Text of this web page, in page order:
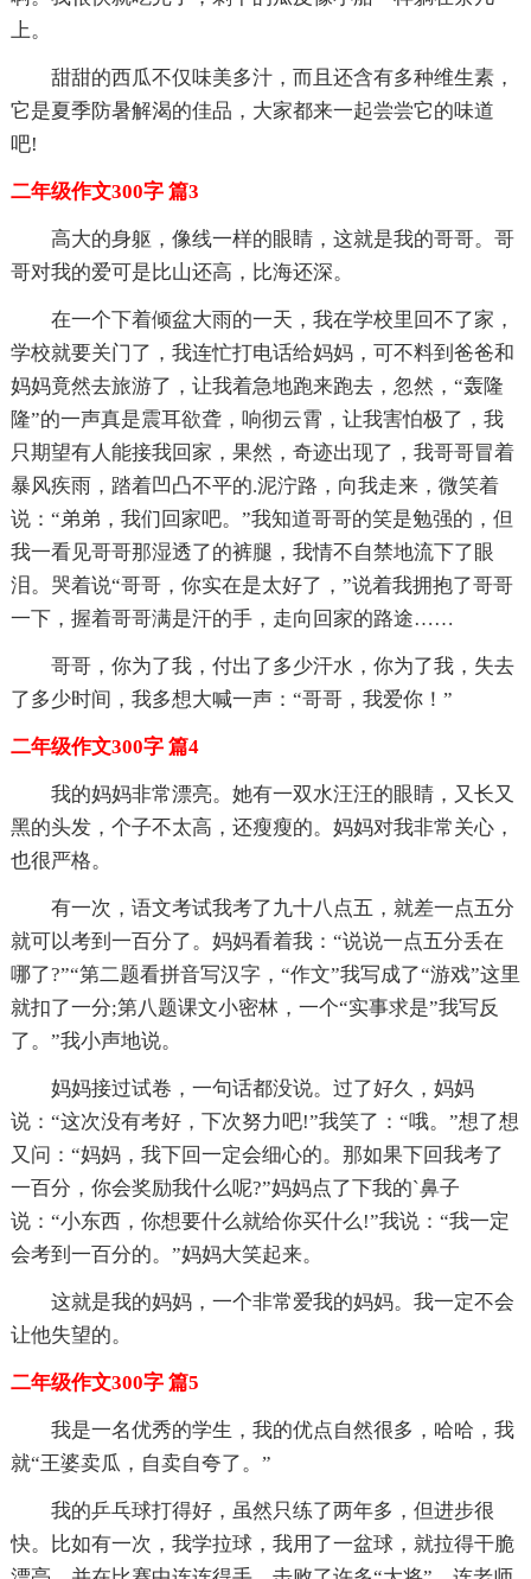
上。
甜甜的西瓜不仅味美多汁，而且还含有多种维生素，
它是夏季防暑解渴的佳品，大家都来一起尝尝它的味道
吧!
二年级作文300字 篇3
高大的身躯，像线一样的眼睛，这就是我的哥哥。哥
哥对我的爱可是比山还高，比海还深。
在一个下着倾盆大雨的一天，我在学校里回不了家，
学校就要关门了，我连忙打电话给妈妈，可不料到爸爸和
妈妈竟然去旅游了，让我着急地跑来跑去，忽然，“轰隆
隆”的一声真是震耳欲聋，响彻云霄，让我害怕极了，我
只期望有人能接我回家，果然，奇迹出现了，我哥哥冒着
暴风疾雨，踏着凹凸不平的.泥泞路，向我走来，微笑着
说：“弟弟，我们回家吧。”我知道哥哥的笑是勉强的，但
我一看见哥哥那湿透了的裤腿，我情不自禁地流下了眼
泪。哭着说“哥哥，你实在是太好了，”说着我拥抱了哥哥
一下，握着哥哥满是汗的手，走向回家的路途……
哥哥，你为了我，付出了多少汗水，你为了我，失去
了多少时间，我多想大喊一声：“哥哥，我爱你！”
二年级作文300字 篇4
我的妈妈非常漂亮。她有一双水汪汪的眼睛，又长又
黑的头发，个子不太高，还瘦瘦的。妈妈对我非常关心，
也很严格。
有一次，语文考试我考了九十八点五，就差一点五分
就可以考到一百分了。妈妈看着我：“说说一点五分丢在
哪了?”“第二题看拼音写汉字，“作文”我写成了“游戏”这里
就扣了一分;第八题课文小密林，一个“实事求是”我写反
了。”我小声地说。
妈妈接过试卷，一句话都没说。过了好久，妈妈
说：“这次没有考好，下次努力吧!”我笑了：“哦。”想了想
又问：“妈妈，我下回一定会细心的。那如果下回我考了
一百分，你会奖励我什么呢?”妈妈点了下我的`鼻子
说：“小东西，你想要什么就给你买什么!”我说：“我一定
会考到一百分的。”妈妈大笑起来。
这就是我的妈妈，一个非常爱我的妈妈。我一定不会
让他失望的。
二年级作文300字 篇5
我是一名优秀的学生，我的优点自然很多，哈哈，我
就“王婆卖瓜，自卖自夸了。”
我的乒乓球打得好，虽然只练了两年多，但进步很
快。比如有一次，我学拉球，我用了一盆球，就拉得干脆